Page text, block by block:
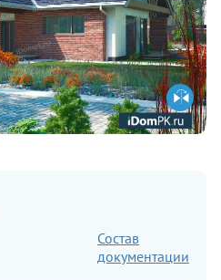
Состав
документации